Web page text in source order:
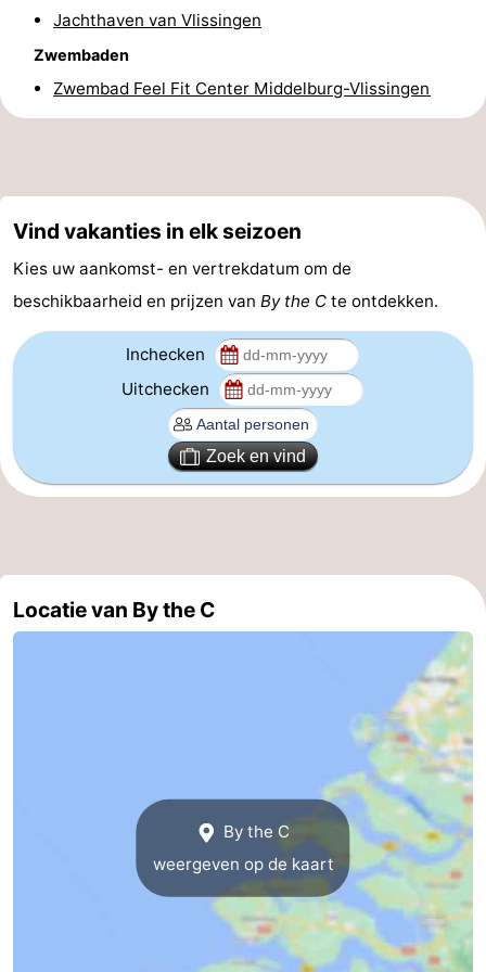
drinken
Evenementen
Praktisch
-
Parkeren
Veerboot
Reisboekenwinkel
adressen
Regio
Schouwen-
Duiveland
-
Jachthaven van Vlissingen
Zwembaden
Zwembad Feel Fit Center Middelburg-Vlissingen
Vind vakanties in elk seizoen
Kies uw aankomst- en vertrekdatum om de
beschikbaarheid en prijzen van By the C te ontdekken.
Inchecken
Uitchecken
Zoek en vind
Locatie van By the C
By the C
weergeven op de kaart